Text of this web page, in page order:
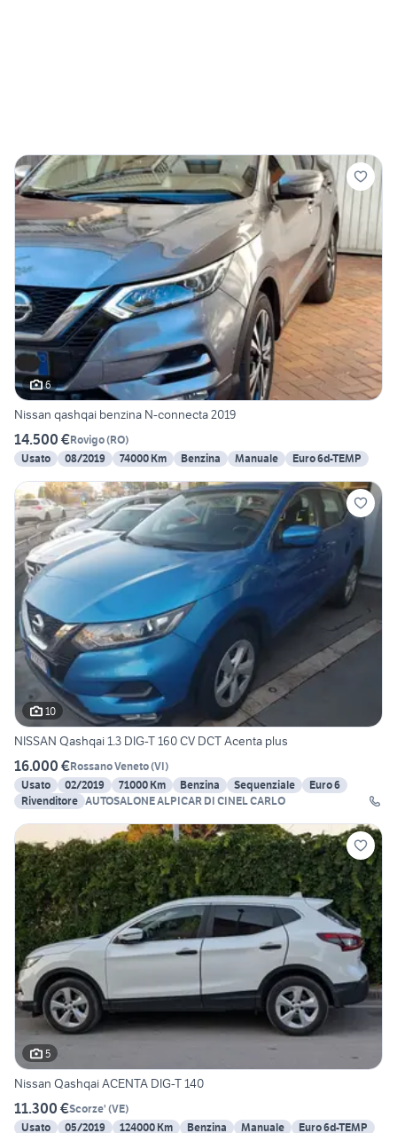
6
Nissan qashqai benzina N-connecta 2019
14.500 €Rovigo(RO)
Usato
08/2019 74000 Km Benzina Manuale Euro 6d-TEMP
10
NISSAN Qashqai 1.3 DIG-T 160 CV DCT Acenta plus
16.000 €Rossano Veneto(VI)
Usato
02/2019 71000 Km Benzina Sequenziale
Euro 6
Rivenditore AUTOSALONE ALPICAR DI CINEL CARLO
5
Nissan Qashqai ACENTA DIG-T 140
11.300 €Scorze' (VE)
Usato
05/2019 124000 Km Benzina Manuale Euro 6d-TEMP